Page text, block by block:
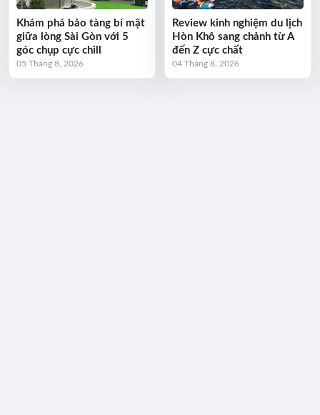
Khám phá bảo tàng bí mật
giữa lòng Sài Gòn với 5
góc chụp cực chill
05 Tháng 8, 2026
Review kinh nghiệm du lịch
Hòn Khô sang chảnh từ A
đến Z cực chất
04 Tháng 8, 2026